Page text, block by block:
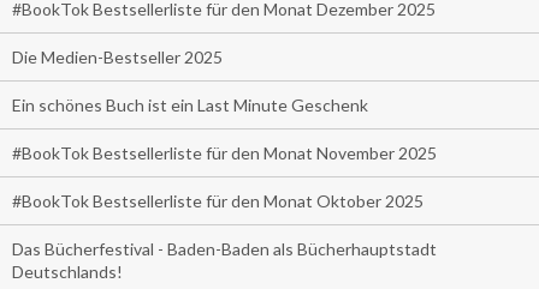
#BookTok Bestsellerliste für den Monat Dezember 2025
Die Medien-Bestseller 2025
Ein schönes Buch ist ein Last Minute Geschenk
#BookTok Bestsellerliste für den Monat November 2025
#BookTok Bestsellerliste für den Monat Oktober 2025
Das Bücherfestival - Baden-Baden als Bücherhauptstadt
Deutschlands!